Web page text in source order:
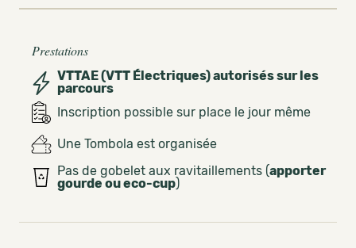
Prestations
VTTAE (VTT Électriques) autorisés sur les
parcours
Inscription possible sur place le jour même
Une Tombola est organisée
Pas de gobelet aux ravitaillements (apporter
gourde ou eco-cup)